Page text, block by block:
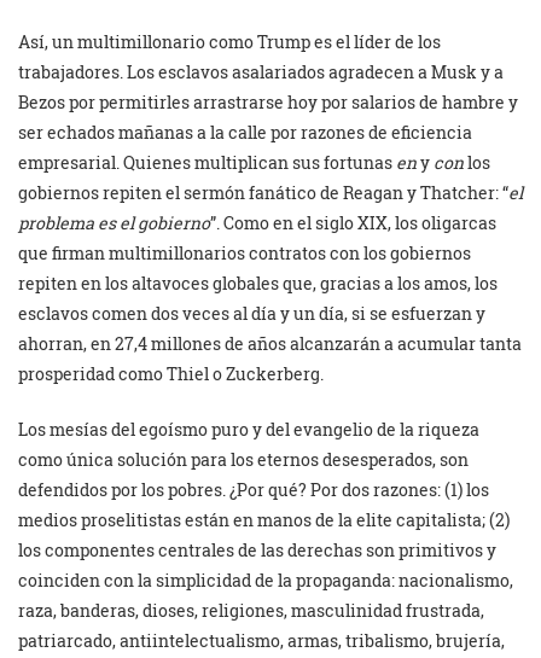
Así, un multimillonario como Trump es el líder de los
trabajadores. Los esclavos asalariados agradecen a Musk y a
Bezos por permitirles arrastrarse hoy por salarios de hambre y
ser echados mañanas a la calle por razones de eficiencia
empresarial. Quienes multiplican sus fortunas eny conlos
gobiernos repiten el sermón fanático de Reagan y Thatcher: “el
problema es el gobierno”. Como en el siglo XIX, los oligarcas
que firman multimillonarios contratos con los gobiernos
repiten en los altavoces globales que, gracias a los amos, los
esclavos comen dos veces al día y un día, si se esfuerzan y
ahorran, en 27,4 millones de años alcanzarán a acumular tanta
prosperidad como Thiel o Zuckerberg.
Los mesías del egoísmo puro y del evangelio de la riqueza
como única solución para los eternos desesperados, son
defendidos por los pobres. ¿Por qué? Por dos razones: (1) los
medios proselitistas están en manos de la elite capitalista; (2)
los componentes centrales de las derechas son primitivos y
coinciden con la simplicidad de la propaganda: nacionalismo,
raza, banderas, dioses, religiones, masculinidad frustrada,
patriarcado, antiintelectualismo, armas, tribalismo, brujería,